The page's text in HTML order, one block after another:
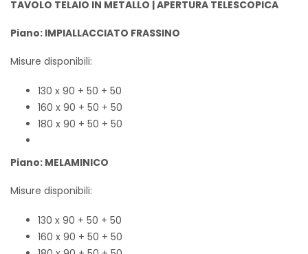
TAVOLO TELAIO IN METALLO | APERTURA TELESCOPICA
Piano: IMPIALLACCIATO FRASSINO
Misure disponibili:
130 x 90 + 50 + 50
160 x 90 + 50 + 50
180 x 90 + 50 + 50
Piano: MELAMINICO
Misure disponibili:
130 x 90 + 50 + 50
160 x 90 + 50 + 50